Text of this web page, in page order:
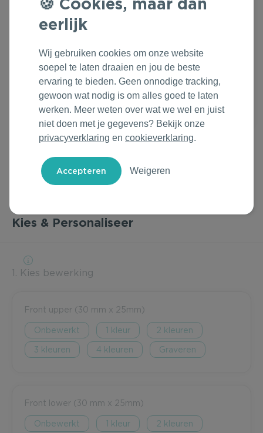
Home & Living
Duurzame Bestsellers
Daarom Duurzaam
Vakantie & Zomer
Back to Routine
Herfstmomenten
Sinterklaas
Warme Winter
Kerst & Eindejaar
Samsonite
Stanley/Stella
Tony's Chocolonely
Kies & Personaliseer
1. Kies bewerking
Front upper (30 mm x 25mm)
Onbewerkt 1 2
3 4 Graveren
Front lower (30 mm x 25mm)
Onbewerkt 1 2
eerlijk
Wij gebruiken cookies om onze website
soepel te laten draaien en jou de beste
ervaring te bieden. Geen onnodige tracking,
gewoon wat nodig is om alles goed te laten
werken. Meer weten over wat we wel en juist
niet doen met je gegevens? Bekijk onze
privacyverklaring en cookieverklaring.
Weigeren